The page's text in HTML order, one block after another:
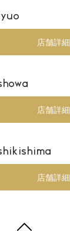
店舗詳細
店舗詳細
店舗詳細